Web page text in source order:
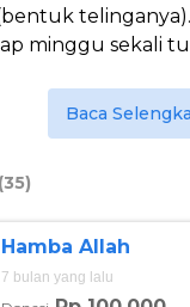
telinganya).
minggu sekali
Baca
(35)
Hamba Allah
7 bulan yang lalu